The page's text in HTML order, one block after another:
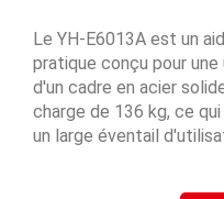
Le YH-E6013A est un
pratique conçu pour
d'un cadre en acier
charge de 136 kg, ce
un large éventail